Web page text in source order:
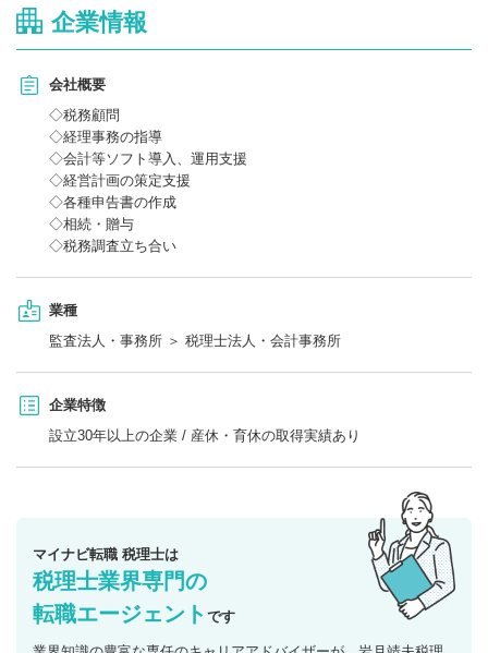
◇監査担当者として顧客先を訪問し、
す。
※自身で入力していただく場合もございます。
◇入力業務から始まり、半年ほどかけて担当を持てるようにサポ
ートしていただきます。
【使用ソフト】
TKC・MF
企業情報
会社概要
◇税務顧問
◇経理事務の指導
◇会計等ソフト導入、運用支援
◇経営計画の策定支援
◇各種申告書の作成
◇相続・贈与
◇税務調査立ち合い
業種
監査法人・事務所 ＞ 税理士法人・会計事務所
企業特徴
設立30年以上の企業 / 産休・育休の取得実績あり
マイナビ転職 税理士は
税理士業界専門の
転職エージェント です